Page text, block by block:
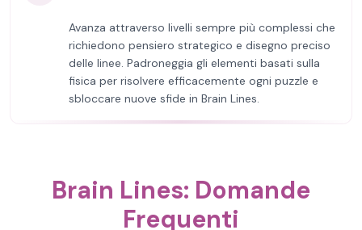
Avanza attraverso livelli sempre più complessi che
richiedono pensiero strategico e disegno preciso
delle linee. Padroneggia gli elementi basati sulla
fisica per risolvere efficacemente ogni puzzle e
sbloccare nuove sfide in Brain Lines.
Brain Lines: Domande
Frequenti